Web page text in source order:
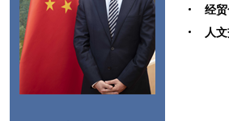
经
人